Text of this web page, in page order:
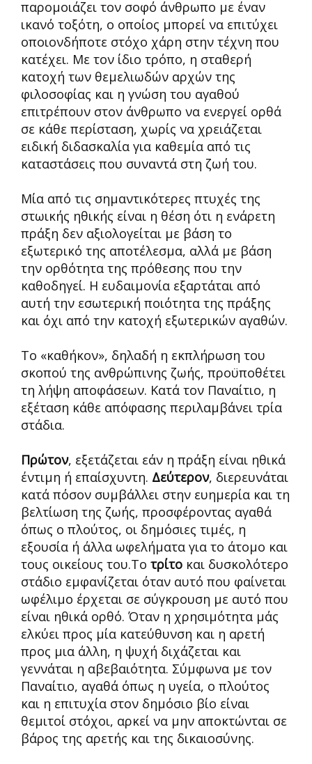
παρομοιάζει τον σοφό άνθρωπο με έναν
ικανό τοξότη, ο οποίος μπορεί να επιτύχει
οποιονδήποτε στόχο χάρη στην τέχνη που
κατέχει. Με τον ίδιο τρόπο, η σταθερή
κατοχή των θεμελιωδών αρχών της
φιλοσοφίας και η γνώση του αγαθού
επιτρέπουν στον άνθρωπο να ενεργεί ορθά
σε κάθε περίσταση, χωρίς να χρειάζεται
ειδική διδασκαλία για καθεμία από τις
καταστάσεις που συναντά στη ζωή του.
Μία από τις σημαντικότερες πτυχές της
στωικής ηθικής είναι η θέση ότι η ενάρετη
πράξη δεν αξιολογείται με βάση το
εξωτερικό της αποτέλεσμα, αλλά με βάση
την ορθότητα της πρόθεσης που την
καθοδηγεί. Η ευδαιμονία εξαρτάται από
αυτή την εσωτερική ποιότητα της πράξης
και όχι από την κατοχή εξωτερικών αγαθών.
Το «καθήκον», δηλαδή η εκπλήρωση του
σκοπού της ανθρώπινης ζωής, προϋποθέτει
τη λήψη αποφάσεων. Κατά τον Παναίτιο, η
εξέταση κάθε απόφασης περιλαμβάνει τρία
στάδια.
Πρώτον, εξετάζεται εάν η πράξη είναι ηθικά
έντιμη ή επαίσχυντη. Δεύτερον, διερευνάται
κατά πόσον συμβάλλει στην ευημερία και τη
βελτίωση της ζωής, προσφέροντας αγαθά
όπως ο πλούτος, οι δημόσιες τιμές, η
εξουσία ή άλλα ωφελήματα για το άτομο και
τους οικείους του.Το τρίτο και δυσκολότερο
στάδιο εμφανίζεται όταν αυτό που φαίνεται
ωφέλιμο έρχεται σε σύγκρουση με αυτό που
είναι ηθικά ορθό. Όταν η χρησιμότητα μάς
ελκύει προς μία κατεύθυνση και η αρετή
προς μια άλλη, η ψυχή διχάζεται και
γεννάται η αβεβαιότητα. Σύμφωνα με τον
Παναίτιο, αγαθά όπως η υγεία, ο πλούτος
και η επιτυχία στον δημόσιο βίο είναι
θεμιτοί στόχοι, αρκεί να μην αποκτώνται σε
βάρος της αρετής και της δικαιοσύνης.